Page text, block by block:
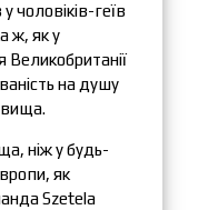
у чоловіків-геїв
ж, як у
Великобританії
на душу
вища.
ніж у будь-
як
Szetela